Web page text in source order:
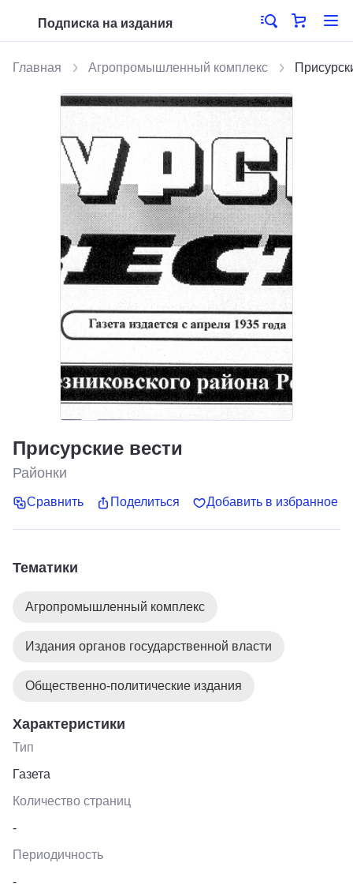
Подписка на издания
Главная Агропромышленный комплекс
Присурские вести
Районки
Сравнить Поделиться Добавить в избранное
Тематики
Агропромышленный комплекс
Издания органов государственной власти
Общественно-политические издания
Характеристики
Тип
Газета
Количество страниц
-
Периодичность
-